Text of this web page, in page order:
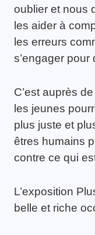
oublier et nous
les aider à
les erreurs
s’engager pour
C’est auprès
les jeunes
plus juste et
êtres humains
contre ce qui
L’exposition
belle et riche